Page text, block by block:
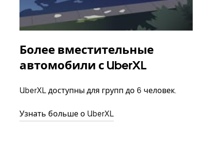
Более вместительные
автомобили с UberXL
UberXL доступны для групп до 6 человек.
Узнать больше о UberXL